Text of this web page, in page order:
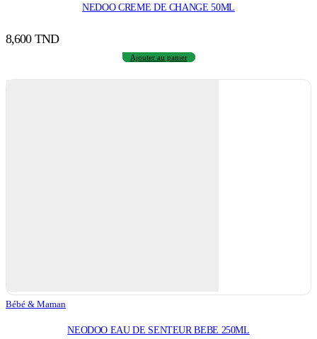
NEDOO CREME DE CHANGE 50ML
8,600 TND
Ajouter au panier
Bébé & Maman
NEODOO EAU DE SENTEUR BEBE 250ML